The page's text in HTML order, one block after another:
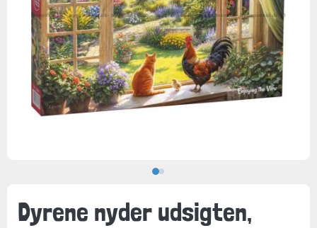
Dyrene nyder udsigten,